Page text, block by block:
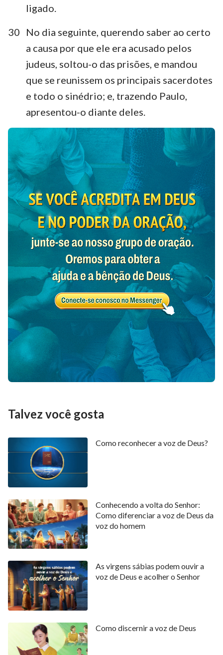
ligado.
30
No dia seguinte, querendo saber ao certo
a causa por que ele era acusado pelos
judeus, soltou-o das prisões, e mandou
que se reunissem os principais sacerdotes
e todo o sinédrio; e, trazendo Paulo,
apresentou-o diante deles.
Talvez você gosta
Como reconhecer a voz de Deus?
Conhecendo a volta do Senhor:
Como diferenciar a voz de Deus da
voz do homem
As virgens sábias podem ouvir a
voz de Deus e acolher o Senhor
Como discernir a voz de Deus